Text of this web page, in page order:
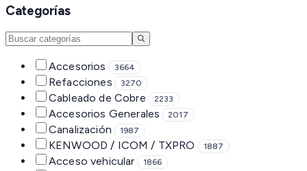
Categorías
Accesorios 3664
Refacciones 3270
Cableado de Cobre 2233
Accesorios Generales 2017
Canalización 1987
KENWOOD / ICOM / TXPRO 1887
Acceso vehicular 1866